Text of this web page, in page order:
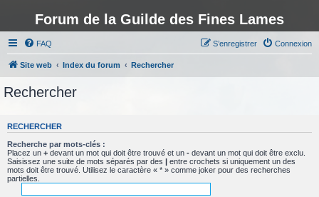
Forum de la Guilde des Fines Lames
FAQ Connexion
S’enregistrer
Site web Index du forum Rechercher
Rechercher
RECHERCHER
Recherche par mots-clés :
Placez un + devant un mot qui doit être trouvé et un - devant un mot qui doit être exclu.
Saisissez une suite de mots séparés par des | entre crochets si uniquement un des
mots doit être trouvé. Utilisez le caractère « * » comme joker pour des recherches
partielles.